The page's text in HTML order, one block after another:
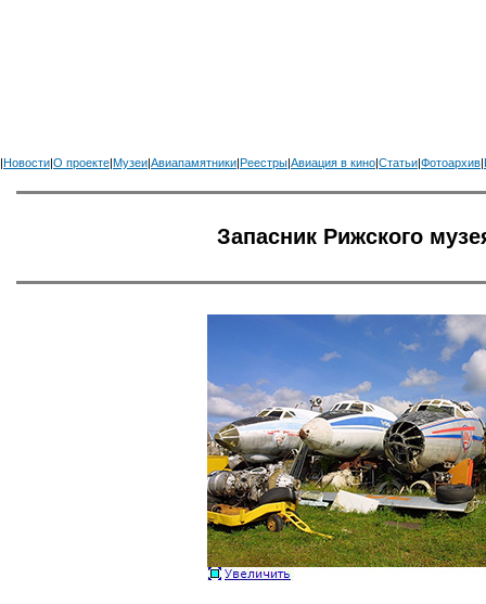
|Новости|О проекте|Музеи|Авиапамятники|Реестры|Авиация в кино|Статьи|Фотоархив|
Запасник Рижского